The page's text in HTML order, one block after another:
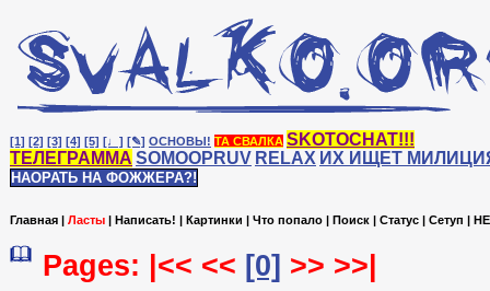
[1] [2] [3] [4] [5] [♩] [✎] ОСНОВЫ! ТА СВАЛКА SKOTOCHAT!!!
ТЕЛЕГРАММА SOMOOPRUV RELAX ИХ ИЩЕТ
НАОРАТЬ НА ФОЖЖЕРА?!
Главная | Ласты | Написать! | Картинки | Что попало | Поиск | Статус | Сетуп |
Pages: |<< << [0] >> >>|